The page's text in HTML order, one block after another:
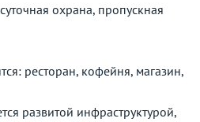
охрана, пропускная
ресторан, кофейня, магазин,
развитой инфраструктурой,